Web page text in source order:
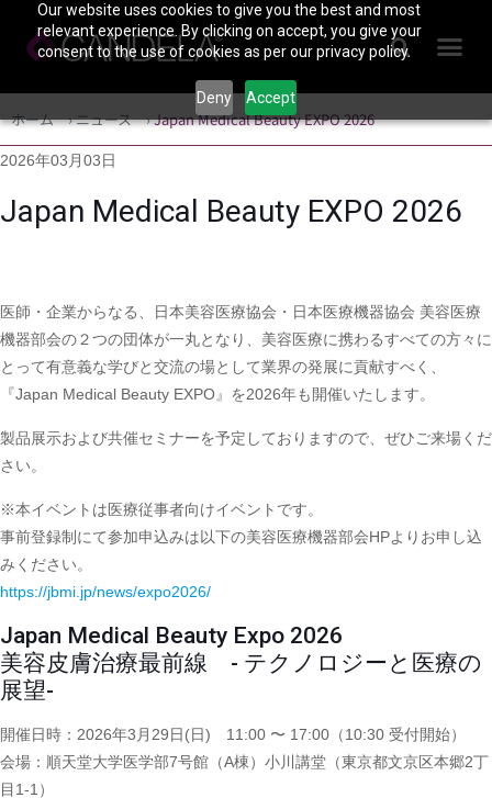
Our website uses cookies to give you the best and most
relevant experience. By clicking on accept, you give your
consent to the use of cookies as per our privacy policy.
Deny Accept
ホーム ›ニュース ›Japan Medical Beauty EXPO 2026
2026年03月03日
Japan Medical Beauty EXPO 2026
医師・企業からなる、日本美容医療協会・日本医療機器協会 美容医療
機器部会の２つの団体が一丸となり、美容医療に携わるすべての方々に
とって有意義な学びと交流の場として業界の発展に貢献すべく、
『Japan Medical Beauty EXPO』を2026年も開催いたします。
製品展示および共催セミナーを予定しておりますので、ぜひご来場くだ
さい。
※本イベントは医療従事者向けイベントです。
事前登録制にて参加申込みは以下の美容医療機器部会HPよりお申し込
みください。
https://jbmi.jp/news/expo2026/
Japan Medical Beauty Expo 2026
美容皮膚治療最前線 - テクノロジーと医療の
展望-
開催日時：2026年3月29日(日) 11:00 〜 17:00（10:30 受付開始）
会場：順天堂大学医学部7号館（A棟）小川講堂（東京都文京区本郷2丁
目1-1）